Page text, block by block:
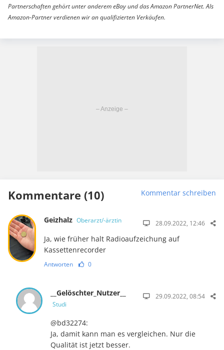
Partnerschaften gehört unter anderem eBay und das Amazon PartnerNet. Als
Amazon-Partner verdienen wir an qualifizierten Verkäufen.
Kommentare (10) Kommentar schreiben
Geizhalz Oberarzt/-ärztin 28.09.2022, 12:46
Ja, wie früher halt Radioaufzeichung auf
Kassettenrecorder
Antworten 0
__Gelöschter_Nutzer__
Studi
29.09.2022, 08:54
@bd32274:
Ja, damit kann man es vergleichen. Nur die
Qualität ist jetzt besser.